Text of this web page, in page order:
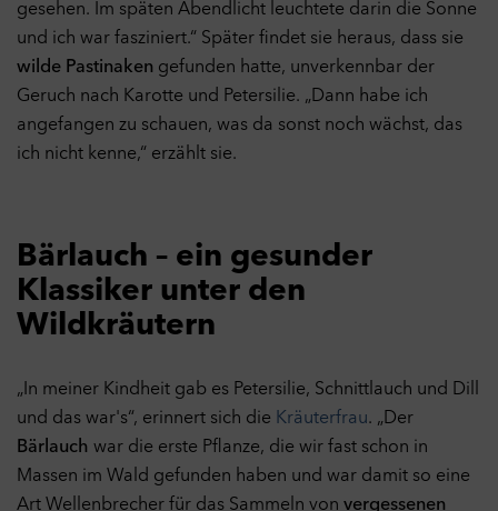
gesehen. Im späten Abendlicht leuchtete darin die Sonne
und ich war fasziniert.“ Später findet sie heraus, dass sie
wilde Pastinaken gefunden hatte, unverkennbar der
Geruch nach Karotte und Petersilie. „Dann habe ich
angefangen zu schauen, was da sonst noch wächst, das
ich nicht kenne,“ erzählt sie.
Bärlauch – ein gesunder
Klassiker unter den
Wildkräutern
„In meiner Kindheit gab es Petersilie, Schnittlauch und Dill
und das war's“, erinnert sich die Kräuterfrau. „Der
Bärlauch war die erste Pflanze, die wir fast schon in
Massen im Wald gefunden haben und war damit so eine
Art Wellenbrecher für das Sammeln von vergessenen